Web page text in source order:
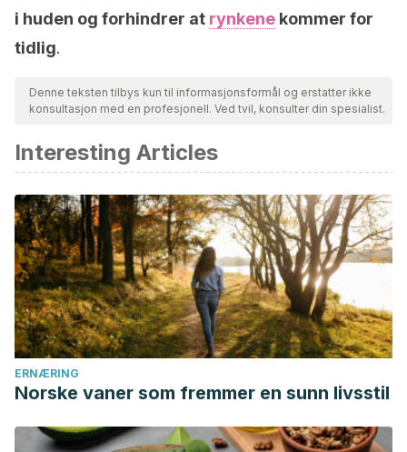
i huden og forhindrer at rynkene kommer for
tidlig.
Denne teksten tilbys kun til informasjonsformål og erstatter ikke
konsultasjon med en profesjonell. Ved tvil, konsulter din spesialist.
Interesting Articles
ERNÆRING
Norske vaner som fremmer en sunn livsstil